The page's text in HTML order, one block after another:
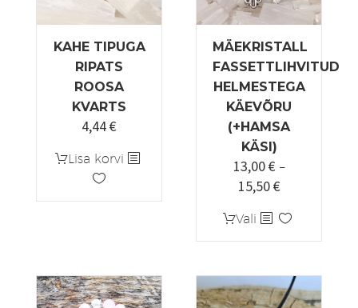
KAHE TIPUGA
RIPATS
ROOSA
KVARTS
Algne
oli:
5,55 €.
4,44€Praegune
on:
Lisa korvi
MÄEKRISTALL
FASSETTLIHVITUD
HELMESTEGA
KÄEVÕRU
(+HAMSA
KÄSI)
13,00€ –
15,50€
kuni
15,50 €
Vali Sellel
tootel
mitu
varianti.